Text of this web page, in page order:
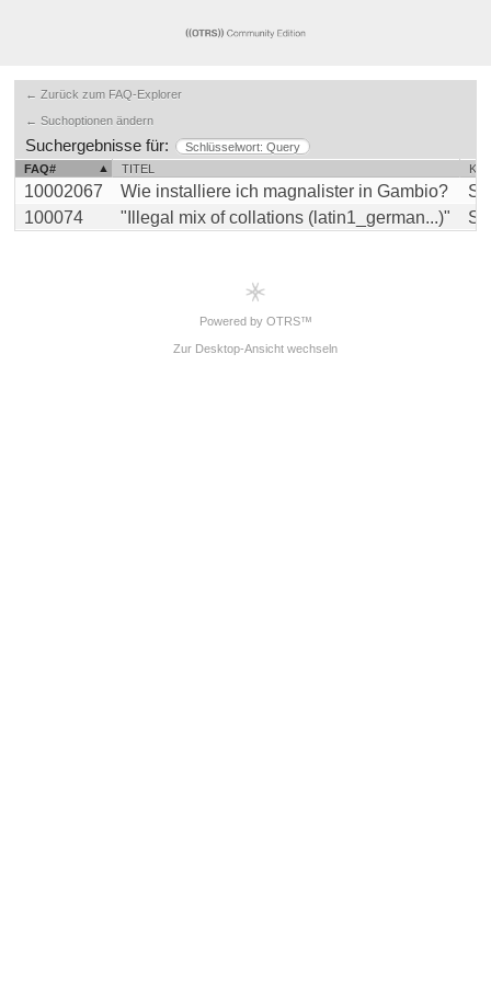
← Zurück zum FAQ-Explorer
← Suchoptionen ändern
Suchergebnisse für:
Schlüsselwort: Query
FAQ#
TITEL
10002067 Wie installiere ich magnalister in Gambio?
100074
"Illegal mix of collations (latin1_german...)"
Powered by OTRS™
Zur Desktop-Ansicht wechseln